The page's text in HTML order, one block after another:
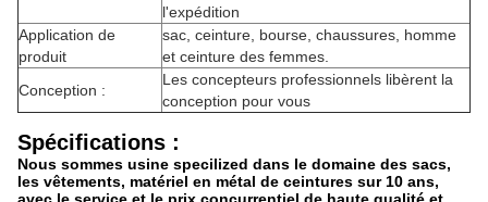
l'expédition
Application de
produit
sac, ceinture, bourse, chaussures, homme
et ceinture des femmes.
Conception :
Les concepteurs professionnels libèrent la
conception pour vous
Spécifications :
Nous sommes usine specilized dans le domaine des sacs,
les vêtements, matériel en métal de ceintures sur 10 ans,